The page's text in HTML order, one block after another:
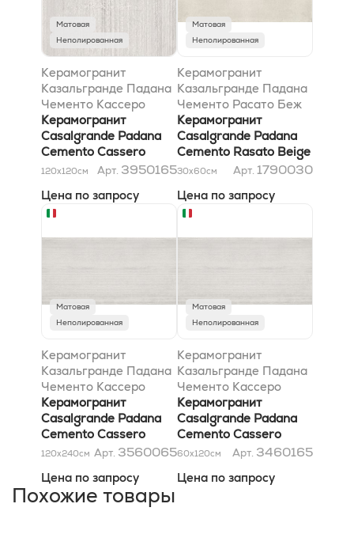
Матовая
Неполированная
Керамогранит
Казальгранде Падана
Чементо Кассеро
Бьянко 120x120
Керамогранит
Casalgrande Padana
Cemento Cassero
Bianco 120x120
120x120см Арт. 3950165
Цена по запросу
Матовая
Неполированная
Керамогранит
Казальгранде Падана
Чементо Расато Беж
30x60
Керамогранит
Casalgrande Padana
Cemento Rasato Beige
30x60
30x60см Арт. 1790030
Цена по запросу
Матовая
Неполированная
Керамогранит
Казальгранде Падана
Чементо Кассеро
Бьянко 120x240
Керамогранит
Casalgrande Padana
Cemento Cassero
Bianco 120x240
120x240см Арт. 3560065
Цена по запросу
Матовая
Неполированная
Керамогранит
Казальгранде Падана
Чементо Кассеро
Бьянко *36SC* 60x120
Керамогранит
Casalgrande Padana
Cemento Cassero
Bianco *36SC* 60x120
60x120см Арт. 3460165
Цена по запросу
Похожие товары